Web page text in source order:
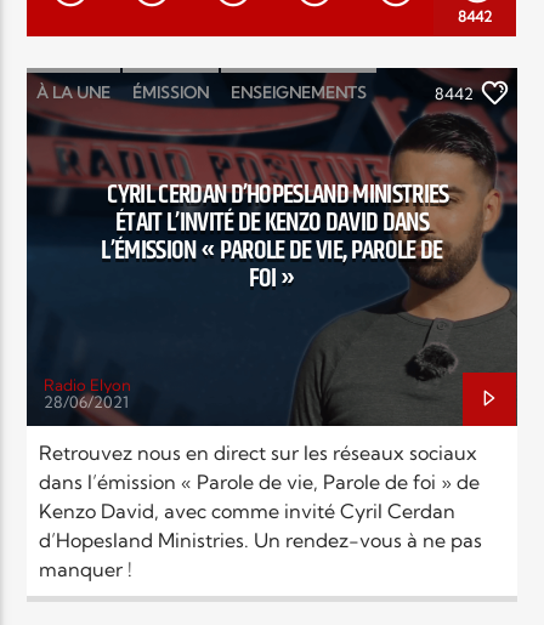
EN CE MOMENT
TITRE
ARTISTE
Radio Elyon
Elyon Rhema
8442
À LA UNE ÉMISSION ENSEIGNEMENTS
EXHORTATIONS LOUANGE MUSIC
MUSIC NEWS POINTS FORTS
8442
CYRIL CERDAN D’HOPESLAND MINISTRIES
ÉTAIT L’INVITÉ DE KENZO DAVID DANS
L’ÉMISSION « PAROLE DE VIE, PAROLE DE
FOI »
Radio Elyon
28/06/2021
Retrouvez nous en direct sur les réseaux sociaux
dans l’émission « Parole de vie, Parole de foi » de
Kenzo David, avec comme invité Cyril Cerdan
d’Hopesland Ministries. Un rendez-vous à ne pas
manquer !